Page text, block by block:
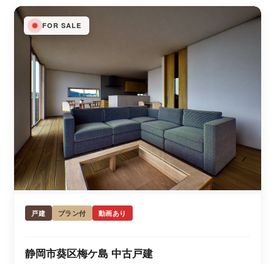
FOR SALE
戸建 プラン付 動画あり
静岡市葵区梅ケ島 中古戸建